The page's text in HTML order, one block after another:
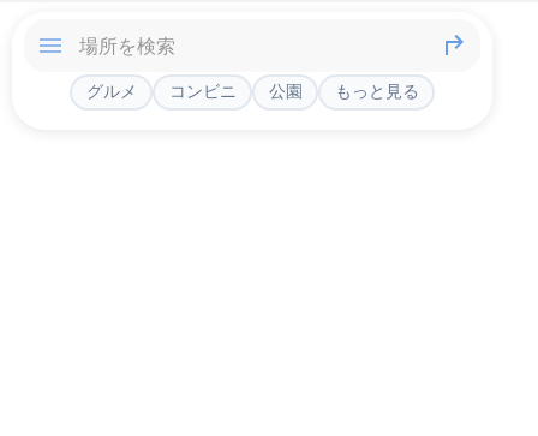
グルメ コンビニ 公園 もっと見る